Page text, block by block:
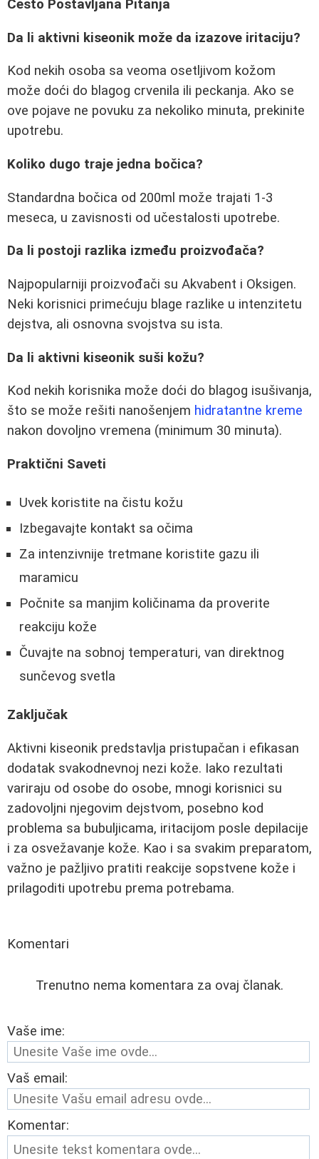
Često Postavljana Pitanja
Da li aktivni kiseonik može da izazove iritaciju?
Kod nekih osoba sa veoma osetljivom kožom
može doći do blagog crvenila ili peckanja. Ako se
ove pojave ne povuku za nekoliko minuta, prekinite
upotrebu.
Koliko dugo traje jedna bočica?
Standardna bočica od 200ml može trajati 1-3
meseca, u zavisnosti od učestalosti upotrebe.
Da li postoji razlika između proizvođača?
Najpopularniji proizvođači su Akvabent i Oksigen.
Neki korisnici primećuju blage razlike u intenzitetu
dejstva, ali osnovna svojstva su ista.
Da li aktivni kiseonik suši kožu?
Kod nekih korisnika može doći do blagog isušivanja,
što se može rešiti nanošenjem hidratantne kreme
nakon dovoljno vremena (minimum 30 minuta).
Praktični Saveti
Uvek koristite na čistu kožu
Izbegavajte kontakt sa očima
Za intenzivnije tretmane koristite gazu ili
maramicu
Počnite sa manjim količinama da proverite
reakciju kože
Čuvajte na sobnoj temperaturi, van direktnog
sunčevog svetla
Zaključak
Aktivni kiseonik predstavlja pristupačan i efikasan
dodatak svakodnevnoj nezi kože. Iako rezultati
variraju od osobe do osobe, mnogi korisnici su
zadovoljni njegovim dejstvom, posebno kod
problema sa bubuljicama, iritacijom posle depilacije
i za osvežavanje kože. Kao i sa svakim preparatom,
važno je pažljivo pratiti reakcije sopstvene kože i
prilagoditi upotrebu prema potrebama.
Komentari
Trenutno nema komentara za ovaj članak.
Vaše ime:
Vaš email:
Komentar: